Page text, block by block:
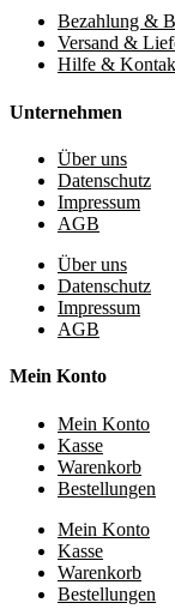
Bezahlung &
Versand &
Hilfe &
Unternehmen
Über uns
Datenschutz
Impressum
AGB
Über uns
Datenschutz
Impressum
AGB
Mein Konto
Mein Konto
Kasse
Warenkorb
Bestellungen
Mein Konto
Kasse
Warenkorb
Bestellungen